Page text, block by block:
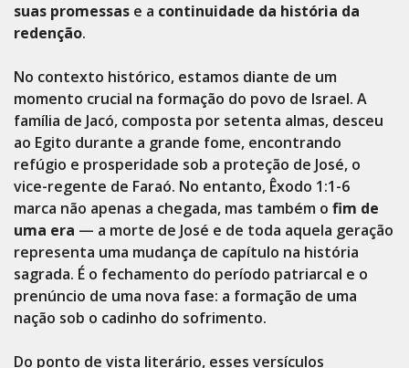
suas promessas e a continuidade da história da
redenção.
No contexto histórico, estamos diante de um
momento crucial na formação do povo de Israel. A
família de Jacó, composta por setenta almas, desceu
ao Egito durante a grande fome, encontrando
refúgio e prosperidade sob a proteção de José, o
vice-regente de Faraó. No entanto, Êxodo 1:1-6
marca não apenas a chegada, mas também o fim de
uma era — a morte de José e de toda aquela geração
representa uma mudança de capítulo na história
sagrada. É o fechamento do período patriarcal e o
prenúncio de uma nova fase: a formação de uma
nação sob o cadinho do sofrimento.
Do ponto de vista literário, esses versículos